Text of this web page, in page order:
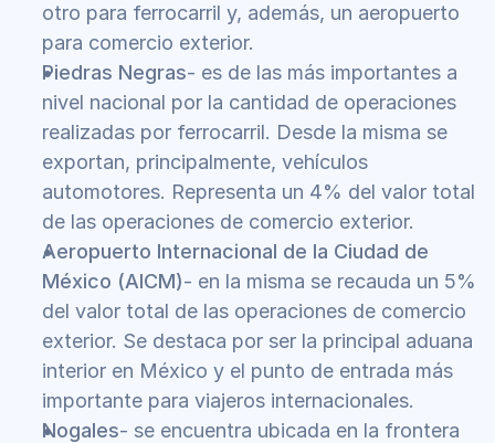
otro para ferrocarril y, además, un aeropuerto
para comercio exterior.
Piedras Negras- es de las más importantes a
nivel nacional por la cantidad de operaciones
realizadas por ferrocarril. Desde la misma se
exportan, principalmente, vehículos
automotores. Representa un 4% del valor total
de las operaciones de comercio exterior.
Aeropuerto Internacional de la Ciudad de
México (AICM)- en la misma se recauda un 5%
del valor total de las operaciones de comercio
exterior. Se destaca por ser la principal aduana
interior en México y el punto de entrada más
importante para viajeros internacionales.
Nogales- se encuentra ubicada en la frontera